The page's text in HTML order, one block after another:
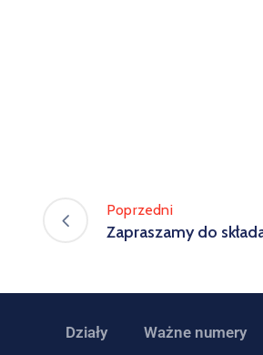
Poprzedni
Zapraszamy do
Działy Ważne numery